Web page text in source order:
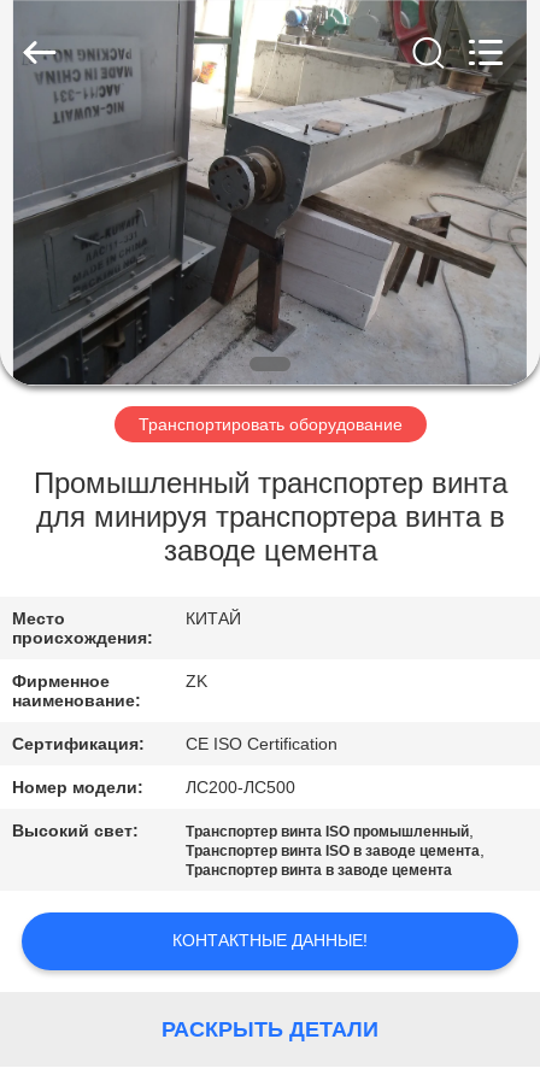
ДОМ
ПРОДУКТЫ
ВИДЕО
ШОУ
VR
НАС
ФАБРИКИ
ПРОВЕРКА
КАЧЕСТВА
СВЯЖИТЕСЬ
НОВОСТИ
Rights
Reserved.
Developed
Транспортировать оборудование
Промышленный транспортер винта
для минируя транспортера винта в
заводе цемента
Место
происхождения:
КИТАЙ
Фирменное
наименование:
ZK
Сертификация: CE ISO Certification
Номер модели: ЛС200-ЛС500
Высокий свет: Транспортер винта ISO промышленный,
Транспортер винта ISO в заводе цемента,
Транспортер винта в заводе цемента
КОНТАКТНЫЕ ДАННЫЕ!
РАСКРЫТЬ ДЕТАЛИ